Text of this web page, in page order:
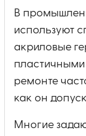
В
используют
акриловые
пластичными
ремонте
как он
Многие